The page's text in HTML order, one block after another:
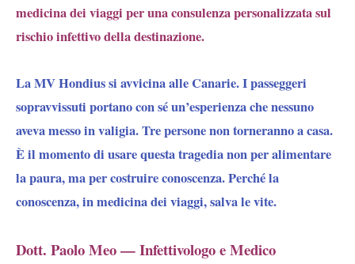
medicina dei viaggi per una consulenza personalizzata sul
rischio infettivo della destinazione.
La MV Hondius si avvicina alle Canarie. I passeggeri
sopravvissuti portano con sé un’esperienza che nessuno
aveva messo in valigia. Tre persone non torneranno a casa.
È il momento di usare questa tragedia non per alimentare
la paura, ma per costruire conoscenza. Perché la
conoscenza, in medicina dei viaggi, salva le vite.
Dott. Paolo Meo — Infettivologo e Medico